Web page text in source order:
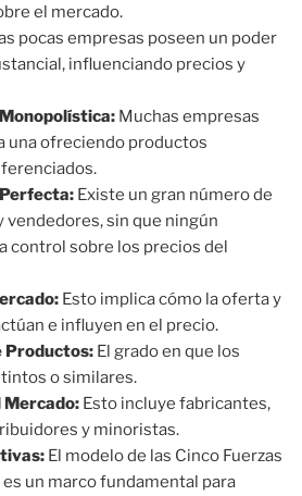
el mercado.
pocas empresas poseen un poder
influenciando precios y
Muchas empresas
una ofreciendo productos
Existe un gran número de
vendedores, sin que ningún
control sobre los precios del
Esto implica cómo la oferta y
e influyen en el precio.
Productos: El grado en que los
o similares.
Esto incluye fabricantes,
y minoristas.
El modelo de las Cinco Fuerzas
un marco fundamental para